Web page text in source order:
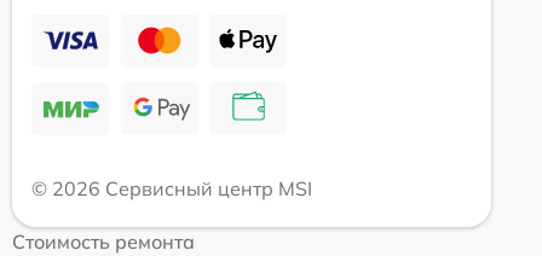
© 2026 Сервисный центр MSI
Стоимость ремонта